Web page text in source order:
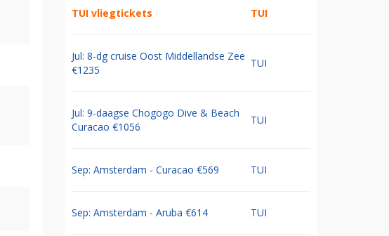
TUI vliegtickets TUI
Jul: 8-dg cruise Oost Middellandse Zee
€1235
TUI
Jul: 9-daagse Chogogo Dive & Beach
Curacao €1056
TUI
Sep: Amsterdam - Curacao €569 TUI
Sep: Amsterdam - Aruba €614 TUI